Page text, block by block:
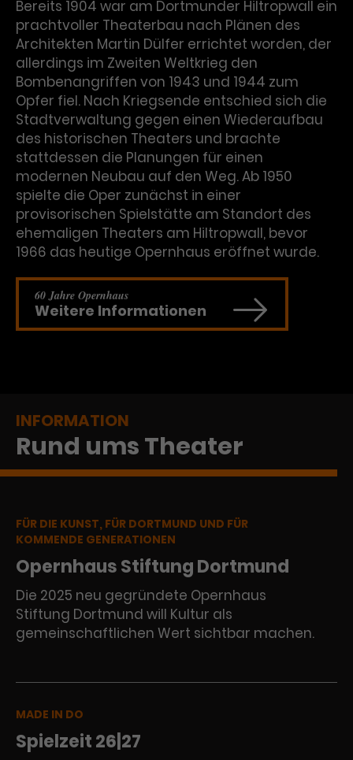
Bereits 1904 war am Dortmunder Hiltropwall ein
prachtvoller Theaterbau nach Plänen des
Architekten Martin Dülfer errichtet worden, der
allerdings im Zweiten Weltkrieg den
Bombenangriffen von 1943 und 1944 zum
Opfer fiel. Nach Kriegsende entschied sich die
Stadtverwaltung gegen einen Wiederaufbau
des historischen Theaters und brachte
stattdessen die Planungen für einen
modernen Neubau auf den Weg. Ab 1950
spielte die Oper zunächst in einer
provisorischen Spielstätte am Standort des
ehemaligen Theaters am Hiltropwall, bevor
1966 das heutige Opernhaus eröffnet wurde.
60 Jahre Opernhaus
Weitere Informationen
INFORMATION
Rund ums Theater
FÜR DIE KUNST, FÜR DORTMUND UND FÜR
KOMMENDE GENERATIONEN
Opernhaus Stiftung Dortmund
Die 2025 neu gegründete Opernhaus
Stiftung Dortmund will Kultur als
gemeinschaftlichen Wert sichtbar machen.
MADE IN DO
Spielzeit 26|27